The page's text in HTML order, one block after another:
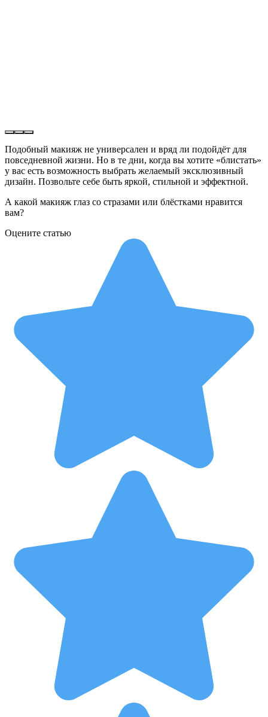
Подобный макияж не универсален и вряд ли подойдёт для
повседневной жизни. Но в те дни, когда вы хотите «блистать»
у вас есть возможность выбрать желаемый эксклюзивный
дизайн. Позвольте себе быть яркой, стильной и эффектной.
А какой макияж глаз со стразами или блёстками нравится
вам?
Оцените статью